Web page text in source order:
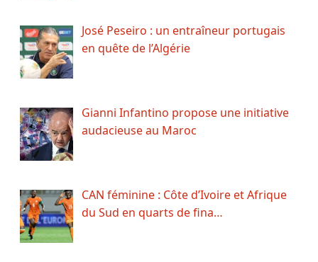
José Peseiro : un entraîneur portugais
en quête de l’Algérie
Gianni Infantino propose une initiative
audacieuse au Maroc
CAN féminine : Côte d’Ivoire et Afrique
du Sud en quarts de fina…